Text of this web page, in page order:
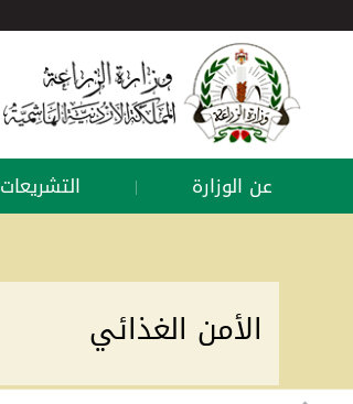
عن الوزارة | التشريعات
الأمن الغذائي